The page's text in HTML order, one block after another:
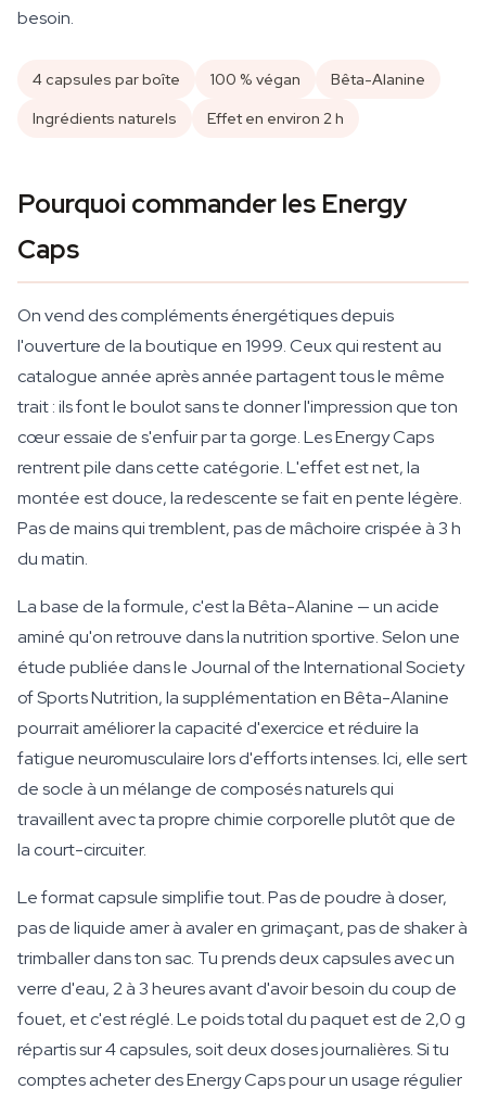
besoin.
4 capsules par boîte 100 % végan
Bêta-Alanine
Ingrédients naturels
Effet en environ 2 h
Pourquoi commander les Energy
Caps
On vend des compléments énergétiques depuis
l'ouverture de la boutique en 1999. Ceux qui restent au
catalogue année après année partagent tous le même
trait : ils font le boulot sans te donner l'impression que ton
cœur essaie de s'enfuir par ta gorge. Les Energy Caps
rentrent pile dans cette catégorie. L'effet est net, la
montée est douce, la redescente se fait en pente légère.
Pas de mains qui tremblent, pas de mâchoire crispée à 3 h
du matin.
La base de la formule, c'est la Bêta-Alanine — un acide
aminé qu'on retrouve dans la nutrition sportive. Selon une
étude publiée dans le Journal of the International Society
of Sports Nutrition, la supplémentation en Bêta-Alanine
pourrait améliorer la capacité d'exercice et réduire la
fatigue neuromusculaire lors d'efforts intenses. Ici, elle sert
de socle à un mélange de composés naturels qui
travaillent avec ta propre chimie corporelle plutôt que de
la court-circuiter.
Le format capsule simplifie tout. Pas de poudre à doser,
pas de liquide amer à avaler en grimaçant, pas de shaker à
trimballer dans ton sac. Tu prends deux capsules avec un
verre d'eau, 2 à 3 heures avant d'avoir besoin du coup de
fouet, et c'est réglé. Le poids total du paquet est de 2,0 g
répartis sur 4 capsules, soit deux doses journalières. Si tu
comptes acheter des Energy Caps pour un usage régulier